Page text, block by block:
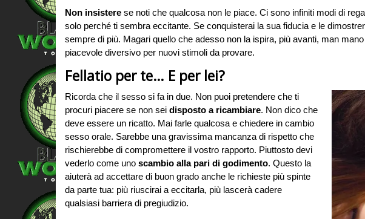
Non insistere se noti che qualcosa non le piace. Ci sono infiniti modi di
solo perché ti sembra eccitante. Se conquisterai la sua fiducia e le
sempre di più. Magari quello che adesso non la ispira, più avanti, man
piacevole diversivo per nuovi stimoli da provare.
Fellatio per te… E per lei?
Ricorda che il sesso si fa in due. Non puoi pretendere che ti
procuri piacere se non sei disposto a ricambiare. Non dico che
deve essere un ricatto. Mai farle qualcosa e chiedere in cambio
sesso orale. Sarebbe una gravissima mancanza di rispetto che
rischierebbe di compromettere il vostro rapporto. Piuttosto devi
vederlo come uno scambio alla pari di godimento. Questo la
aiuterà ad accettare di buon grado anche le richieste più spinte
da parte tua: più riuscirai a eccitarla, più lascerà cadere
qualsiasi barriera di pregiudizio.